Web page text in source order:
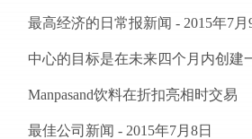
最高经济的日常报新闻 - 2015年7月
Manpasand饮料在折扣亮相时交易
最佳公司新闻 - 2015年7月8日